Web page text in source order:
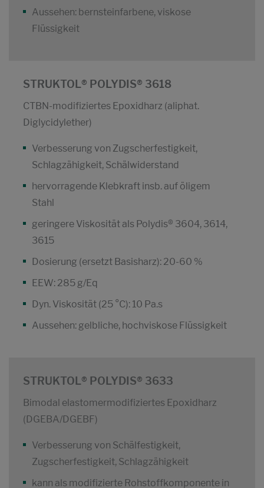
Aussehen: bernsteinfarbene, viskose
Flüssigkeit
STRUKTOL® POLYDIS® 3618
CTBN-modifiziertes Epoxidharz (aliphat.
Diglycidylether)
Verbesserung von Zugscherfestigkeit,
Schlagzähigkeit, Schälwiderstand
hervorragende Klebkraft insb. auf öligem
Stahl
geringere Viskosität als Polydis® 3604, 3614,
3615
Dosierung (ersetzt Basisharz): 20-60 %
EEW: 285 g/Eq
Dyn. Viskosität (25 °C): 10 Pa.s
Aussehen: gelbliche, hochviskose Flüssigkeit
STRUKTOL® POLYDIS® 3633
Bimodal elastomermodifiziertes Epoxidharz
(DGEBA/DGEBF)
Verbesserung von Schälfestigkeit,
Zugscherfestigkeit, Schlagzähigkeit
kann als modifizierte Rohstoffkomponente in